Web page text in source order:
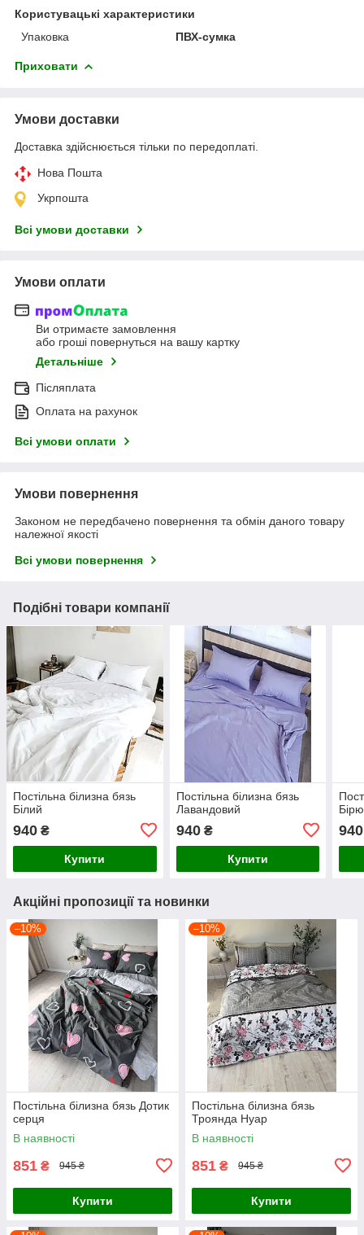
Користувацькі характеристики
Упаковка
ПВХ-сумка
Приховати
Умови доставки
Доставка здійснюється тільки по передоплаті.
Нова Пошта
Укрпошта
Всі умови доставки
Умови оплати
Ви отримаєте замовлення
або гроші повернуться на вашу картку
Детальніше
Післяплата
Оплата на рахунок
Всі умови оплати
Умови повернення
Законом не передбачено повернення та обмін даного товару
належної якості
Всі умови повернення
Подібні товари компанії
Постільна білизна бязь
Білий
940 ₴
Купити
Постільна білизна бязь
Лавандовий
940₴
Купити
940
Акційні пропозиції та новинки
–10%
Постільна білизна бязь Дотик
серця
В наявності
851 ₴ 945 ₴
Купити
–10%
Постільна білизна бязь
Троянда Нуар
В наявності
851 ₴ 945 ₴
Купити